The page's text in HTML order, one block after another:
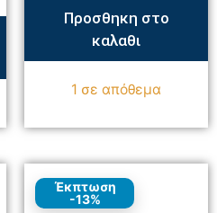
Προσθηκη στο
καλαθι
1 σε απόθεμα
Έκπτωση
-13%